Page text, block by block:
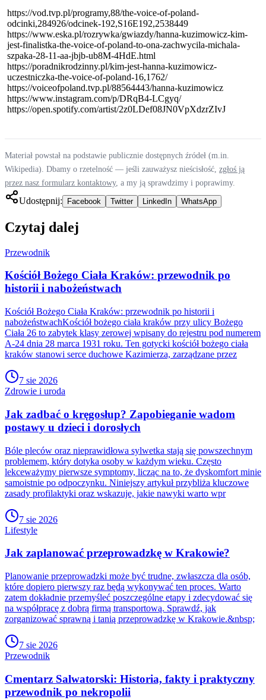
https://vod.tvp.pl/programy,88/the-voice-of-poland-
odcinki,284926/odcinek-192,S16E192,2538449
https://www.eska.pl/rozrywka/gwiazdy/hanna-kuzimowicz-kim-
jest-finalistka-the-voice-of-poland-to-ona-zachwycila-michala-
szpaka-28-11-aa-jbjb-ub8M-4HdE.html
https://poradnikrodzinny.pl/kim-jest-hanna-kuzimowicz-
uczestniczka-the-voice-of-poland-16,1762/
https://voiceofpoland.tvp.pl/88564443/hanna-kuzimowicz
https://www.instagram.com/p/DRqB4-LCgyq/
https://open.spotify.com/artist/2z0LDef08JN0VpXdzrZIvJ
Materiał powstał na podstawie publicznie dostępnych źródeł (m.in.
Wikipedia). Dbamy o rzetelność — jeśli zauważysz nieścisłość, zgłoś ją
przez nasz formularz kontaktowy, a my ją sprawdzimy i poprawimy.
Udostępnij: Facebook Twitter LinkedIn WhatsApp
Czytaj dalej
Przewodnik
Kościół Bożego Ciała Kraków: przewodnik po
historii i nabożeństwach
Kościół Bożego Ciała Kraków: przewodnik po historii i
nabożeństwachKościół bożego ciała kraków przy ulicy Bożego
Ciała 26 to zabytek klasy zerowej wpisany do rejestru pod numerem
A-24 dnia 28 marca 1931 roku. Ten gotycki kościół bożego ciała
kraków stanowi serce duchowe Kazimierza, zarządzane przez
7 sie 2026
Zdrowie i uroda
Jak zadbać o kręgosłup? Zapobieganie wadom
postawy u dzieci i dorosłych
Bóle pleców oraz nieprawidłowa sylwetka stają się powszechnym
problemem, który dotyka osoby w każdym wieku. Często
lekceważymy pierwsze symptomy, licząc na to, że dyskomfort minie
samoistnie po odpoczynku. Niniejszy artykuł przybliża kluczowe
zasady profilaktyki oraz wskazuje, jakie nawyki warto wpr
7 sie 2026
Lifestyle
Jak zaplanować przeprowadzkę w Krakowie?
Planowanie przeprowadzki może być trudne, zwłaszcza dla osób,
które dopiero pierwszy raz będą wykonywać ten proces. Warto
zatem dokładnie przemyśleć poszczególne etapy i zdecydować się
na współpracę z dobrą firmą transportową. Sprawdź, jak
zorganizować sprawną i tanią przeprowadzkę w Krakowie.&nbsp;
7 sie 2026
Przewodnik
Cmentarz Salwatorski: Historia, fakty i praktyczny
przewodnik po nekropolii